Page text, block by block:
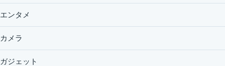
エンタメ
カメラ
ガジェット